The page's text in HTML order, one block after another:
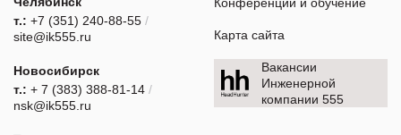
т.: +7 (351) 240-88-55 /
site@ik555.ru
Новосибирск
т.: + 7 (383) 388-81-14 /
nsk@ik555.ru
Карта сайта
Вакансии
Инженерной
компании 555